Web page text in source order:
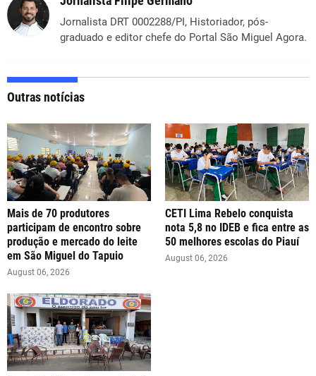
Jornalista DRT 0002288/PI, Historiador, pós-
graduado e editor chefe do Portal São Miguel Agora.
Outras notícias
Mais de 70 produtores
participam de encontro sobre
produção e mercado do leite
em São Miguel do Tapuio
August 06, 2026
CETI Lima Rebelo conquista
nota 5,8 no IDEB e fica entre as
50 melhores escolas do Piauí
August 06, 2026